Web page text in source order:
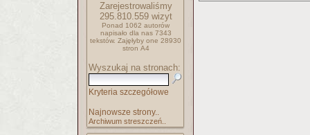
Zarejestrowaliśmy
295.810.559 wizyt
Ponad 1062 autorów
napisało dla nas 7343
tekstów. Zajęłyby one 28930
stron A4
Wyszukaj na stronach:
Kryteria szczegółowe
Najnowsze strony..
Archiwum streszczeń..